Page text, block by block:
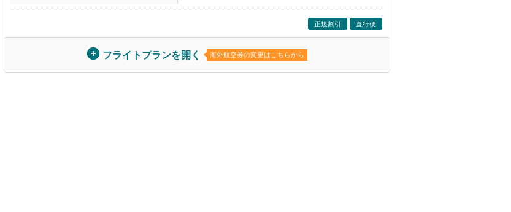
正規割引 直行便
フライトプランを開く 海外航空券の変更はこちらから